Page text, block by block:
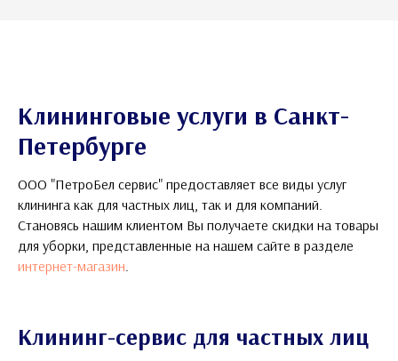
Клининговые услуги в Санкт-
Петербурге
ООО "ПетроБел сервис" предоставляет все виды услуг
клининга как для частных лиц, так и для компаний.
Становясь нашим клиентом Вы получаете скидки на товары
для уборки, представленные на нашем сайте в разделе
интернет-магазин.
Клининг-сервис для частных лиц